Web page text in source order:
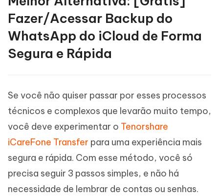
Fazer/Acessar Backup do
WhatsApp do iCloud de Forma
Segura e Rápida
Se você não quiser passar por esses processos
técnicos e complexos que levarão muito tempo,
você deve experimentar o Tenorshare
iCareFone Transfer para uma experiência mais
segura e rápida. Com esse método, você só
precisa seguir 3 passos simples, e não há
necessidade de lembrar de contas ou senhas.